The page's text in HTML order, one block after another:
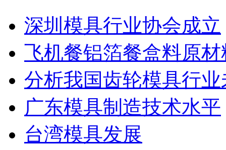
深圳模具行业协会成立
飞机餐铝箔餐盒料原
分析我国齿轮模具行
广东模具制造技术水平
台湾模具发展